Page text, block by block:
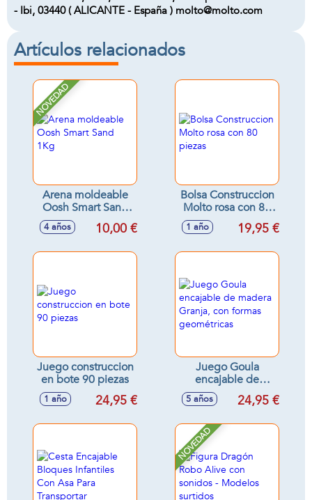
- Ibi, 03440 ( ALICANTE - España ) molto@molto.com
Artículos relacionados
NOVEDAD
Arena moldeable
Oosh Smart Sand
1Kg
4 años 10,00 €
Bolsa Construccion
Molto rosa con 80
piezas
1 año 19,95 €
Juego construccion
en bote 90 piezas
1 año 24,95 €
Juego Goula
encajable de
madera Granja, con
formas geométricas
5 años 24,95 €
NOVEDAD